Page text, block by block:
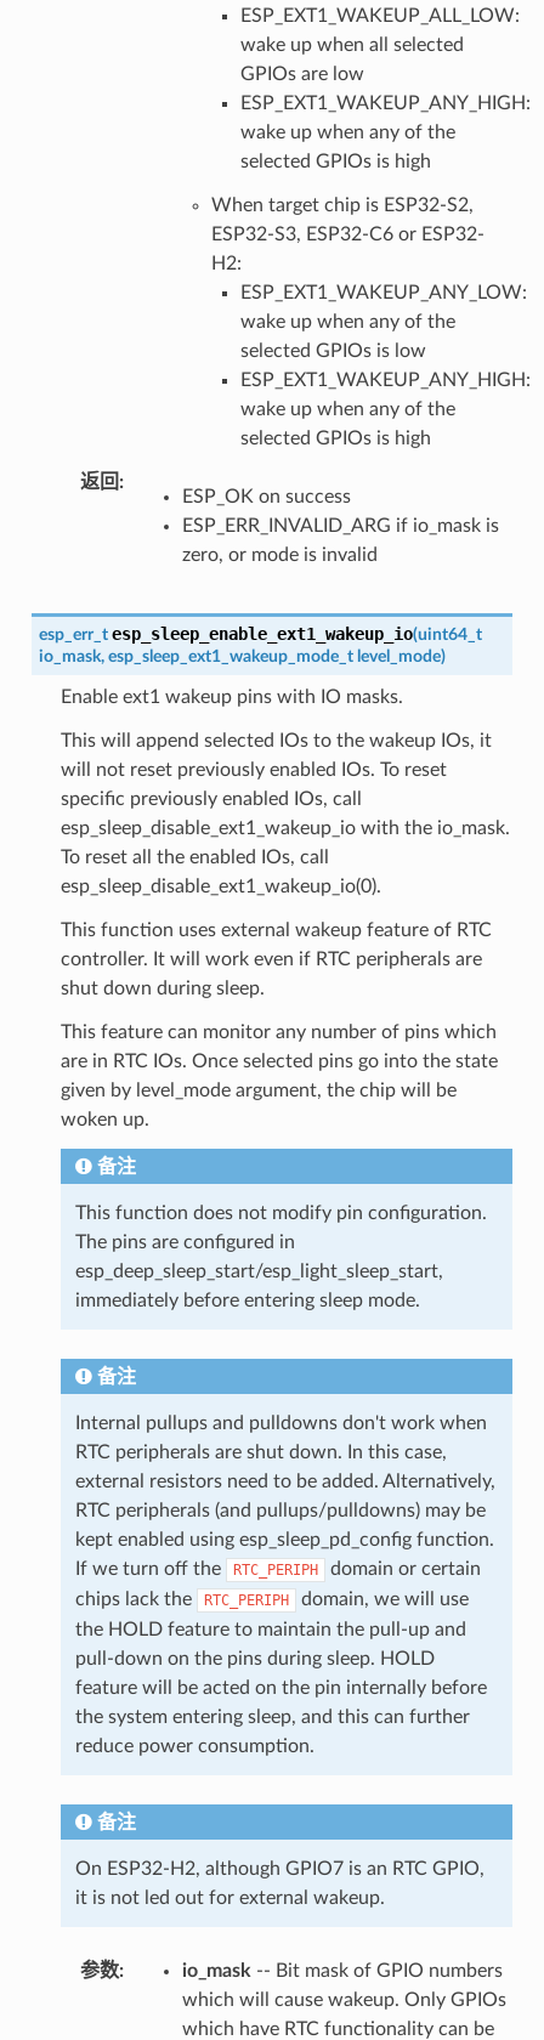
ESP_EXT1_WAKEUP_ALL_LOW:
wake up when all selected
GPIOs are low
ESP_EXT1_WAKEUP_ANY_HIGH:
wake up when any of the
selected GPIOs is high
When target chip is ESP32-S2,
ESP32-S3, ESP32-C6 or ESP32-
H2:
ESP_EXT1_WAKEUP_ANY_LOW:
wake up when any of the
selected GPIOs is low
ESP_EXT1_WAKEUP_ANY_HIGH:
wake up when any of the
selected GPIOs is high
返回 :
ESP_OK on success
ESP_ERR_INVALID_ARG if io_mask is
zero, or mode is invalid
esp_err_t esp_sleep_enable_ext1_wakeup_io(uint64_t
io_mask, esp_sleep_ext1_wakeup_mode_t level_mode)
Enable ext1 wakeup pins with IO masks.
This will append selected IOs to the wakeup IOs, it
will not reset previously enabled IOs. To reset
specific previously enabled IOs, call
esp_sleep_disable_ext1_wakeup_io with the io_mask.
To reset all the enabled IOs, call
esp_sleep_disable_ext1_wakeup_io(0).
This function uses external wakeup feature of RTC
controller. It will work even if RTC peripherals are
shut down during sleep.
This feature can monitor any number of pins which
are in RTC IOs. Once selected pins go into the state
given by level_mode argument, the chip will be
woken up.
备注
This function does not modify pin configuration.
The pins are configured in
esp_deep_sleep_start/esp_light_sleep_start,
immediately before entering sleep mode.
备注
Internal pullups and pulldowns don't work when
RTC peripherals are shut down. In this case,
external resistors need to be added. Alternatively,
RTC peripherals (and pullups/pulldowns) may be
kept enabled using esp_sleep_pd_config function.
If we turn off the
RTC_PERIPH
domain or certain
chips lack the
RTC_PERIPH
domain, we will use
the HOLD feature to maintain the pull-up and
pull-down on the pins during sleep. HOLD
feature will be acted on the pin internally before
the system entering sleep, and this can further
reduce power consumption.
备注
On ESP32-H2, although GPIO7 is an RTC GPIO,
it is not led out for external wakeup.
参数: io_mask -- Bit mask of GPIO numbers
which will cause wakeup. Only GPIOs
which have RTC functionality can be